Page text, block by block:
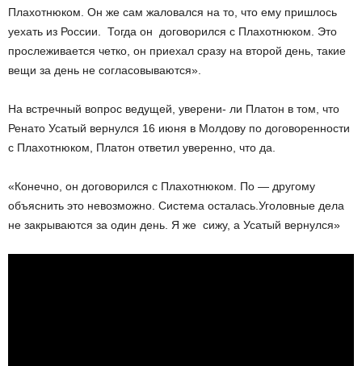
Плахотнюком. Он же сам жаловался на то, что ему пришлось
уехать из России. Тогда он договорился с Плахотнюком. Это
прослеживается четко, он приехал сразу на второй день, такие
вещи за день не согласовываются».
На встречный вопрос ведущей, уверени- ли Платон в том, что
Ренато Усатый вернулся 16 июня в Молдову по договоренности
с Плахотнюком, Платон ответил уверенно, что да.
«Конечно, он договорился с Плахотнюком. По — другому
объяснить это невозможно. Система осталась.Уголовные дела
не закрываются за один день. Я же сижу, а Усатый вернулся»